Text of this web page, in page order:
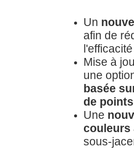
Un
afin de
Mise à
une
basée
de points
Une
couleurs
sous-